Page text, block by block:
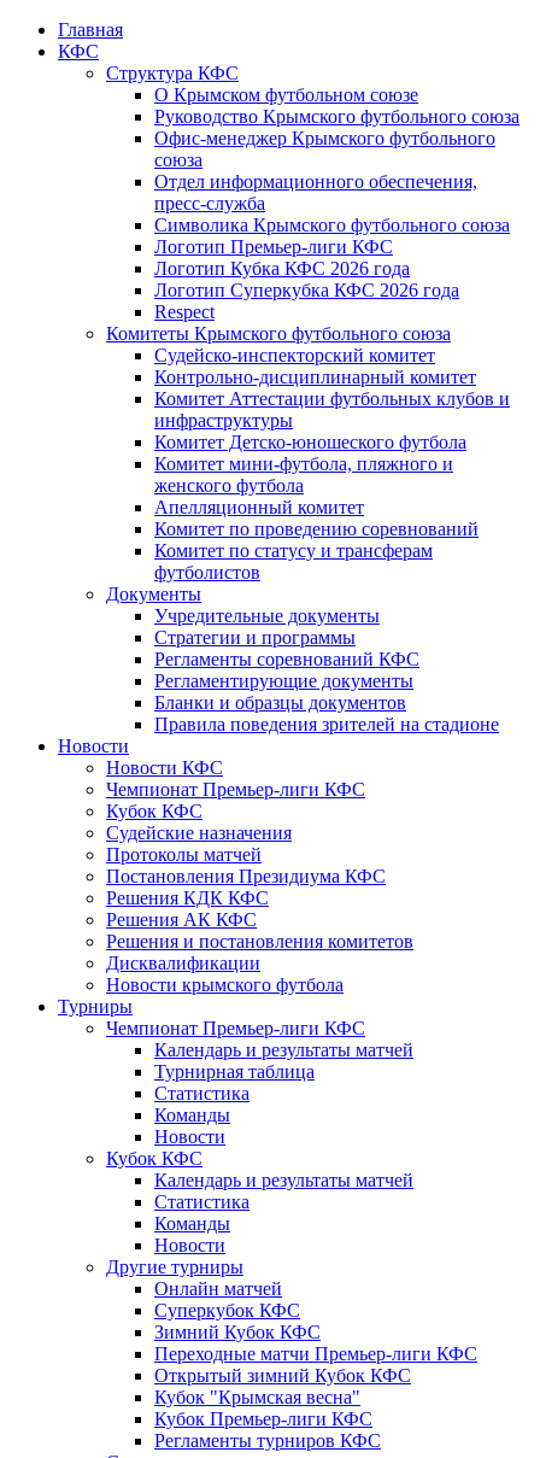
Главная
КФС
Структура КФС
О Крымском футбольном союзе
Руководство Крымского футбольного союза
Офис-менеджер Крымского футбольного
союза
Отдел информационного обеспечения,
пресс-служба
Символика Крымского футбольного союза
Логотип Премьер-лиги КФС
Логотип Кубка КФС 2026 года
Логотип Суперкубка КФС 2026 года
Respect
Комитеты Крымского футбольного союза
Судейско-инспекторский комитет
Контрольно-дисциплинарный комитет
Комитет Аттестации футбольных клубов и
инфраструктуры
Комитет Детско-юношеского футбола
Комитет мини-футбола, пляжного и
женского футбола
Апелляционный комитет
Комитет по проведению соревнований
Комитет по статусу и трансферам
футболистов
Документы
Учредительные документы
Стратегии и программы
Регламенты соревнований КФС
Регламентирующие документы
Бланки и образцы документов
Правила поведения зрителей на стадионе
Новости
Новости КФС
Чемпионат Премьер-лиги КФС
Кубок КФС
Судейские назначения
Протоколы матчей
Постановления Президиума КФС
Решения КДК КФС
Решения АК КФС
Решения и постановления комитетов
Дисквалификации
Новости крымского футбола
Турниры
Чемпионат Премьер-лиги КФС
Календарь и результаты матчей
Турнирная таблица
Статистика
Команды
Новости
Кубок КФС
Календарь и результаты матчей
Статистика
Команды
Новости
Другие турниры
Онлайн матчей
Суперкубок КФС
Зимний Кубок КФС
Переходные матчи Премьер-лиги КФС
Открытый зимний Кубок КФС
Кубок "Крымская весна"
Кубок Премьер-лиги КФС
Регламенты турниров КФС